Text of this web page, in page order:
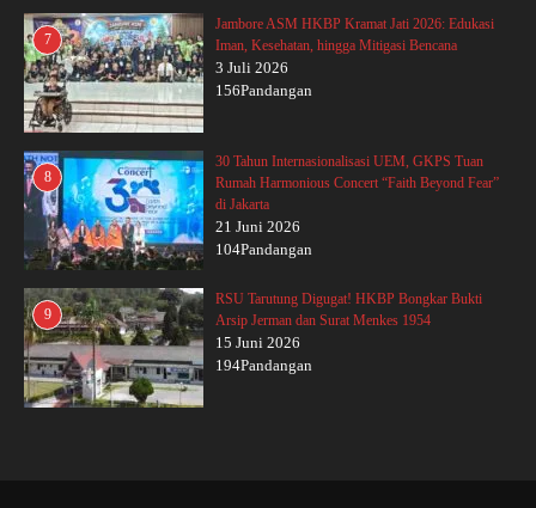
7
Jambore ASM HKBP Kramat Jati 2026: Edukasi
Iman, Kesehatan, hingga Mitigasi Bencana
3 Juli 2026
156Pandangan
8
30 Tahun Internasionalisasi UEM, GKPS Tuan
Rumah Harmonious Concert “Faith Beyond Fear”
di Jakarta
21 Juni 2026
104Pandangan
9
RSU Tarutung Digugat! HKBP Bongkar Bukti
Arsip Jerman dan Surat Menkes 1954
15 Juni 2026
194Pandangan